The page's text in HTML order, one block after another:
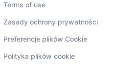
Terms of use
Zasady ochrony prywatności
Preferencje plików Cookie
Polityka plików cookie